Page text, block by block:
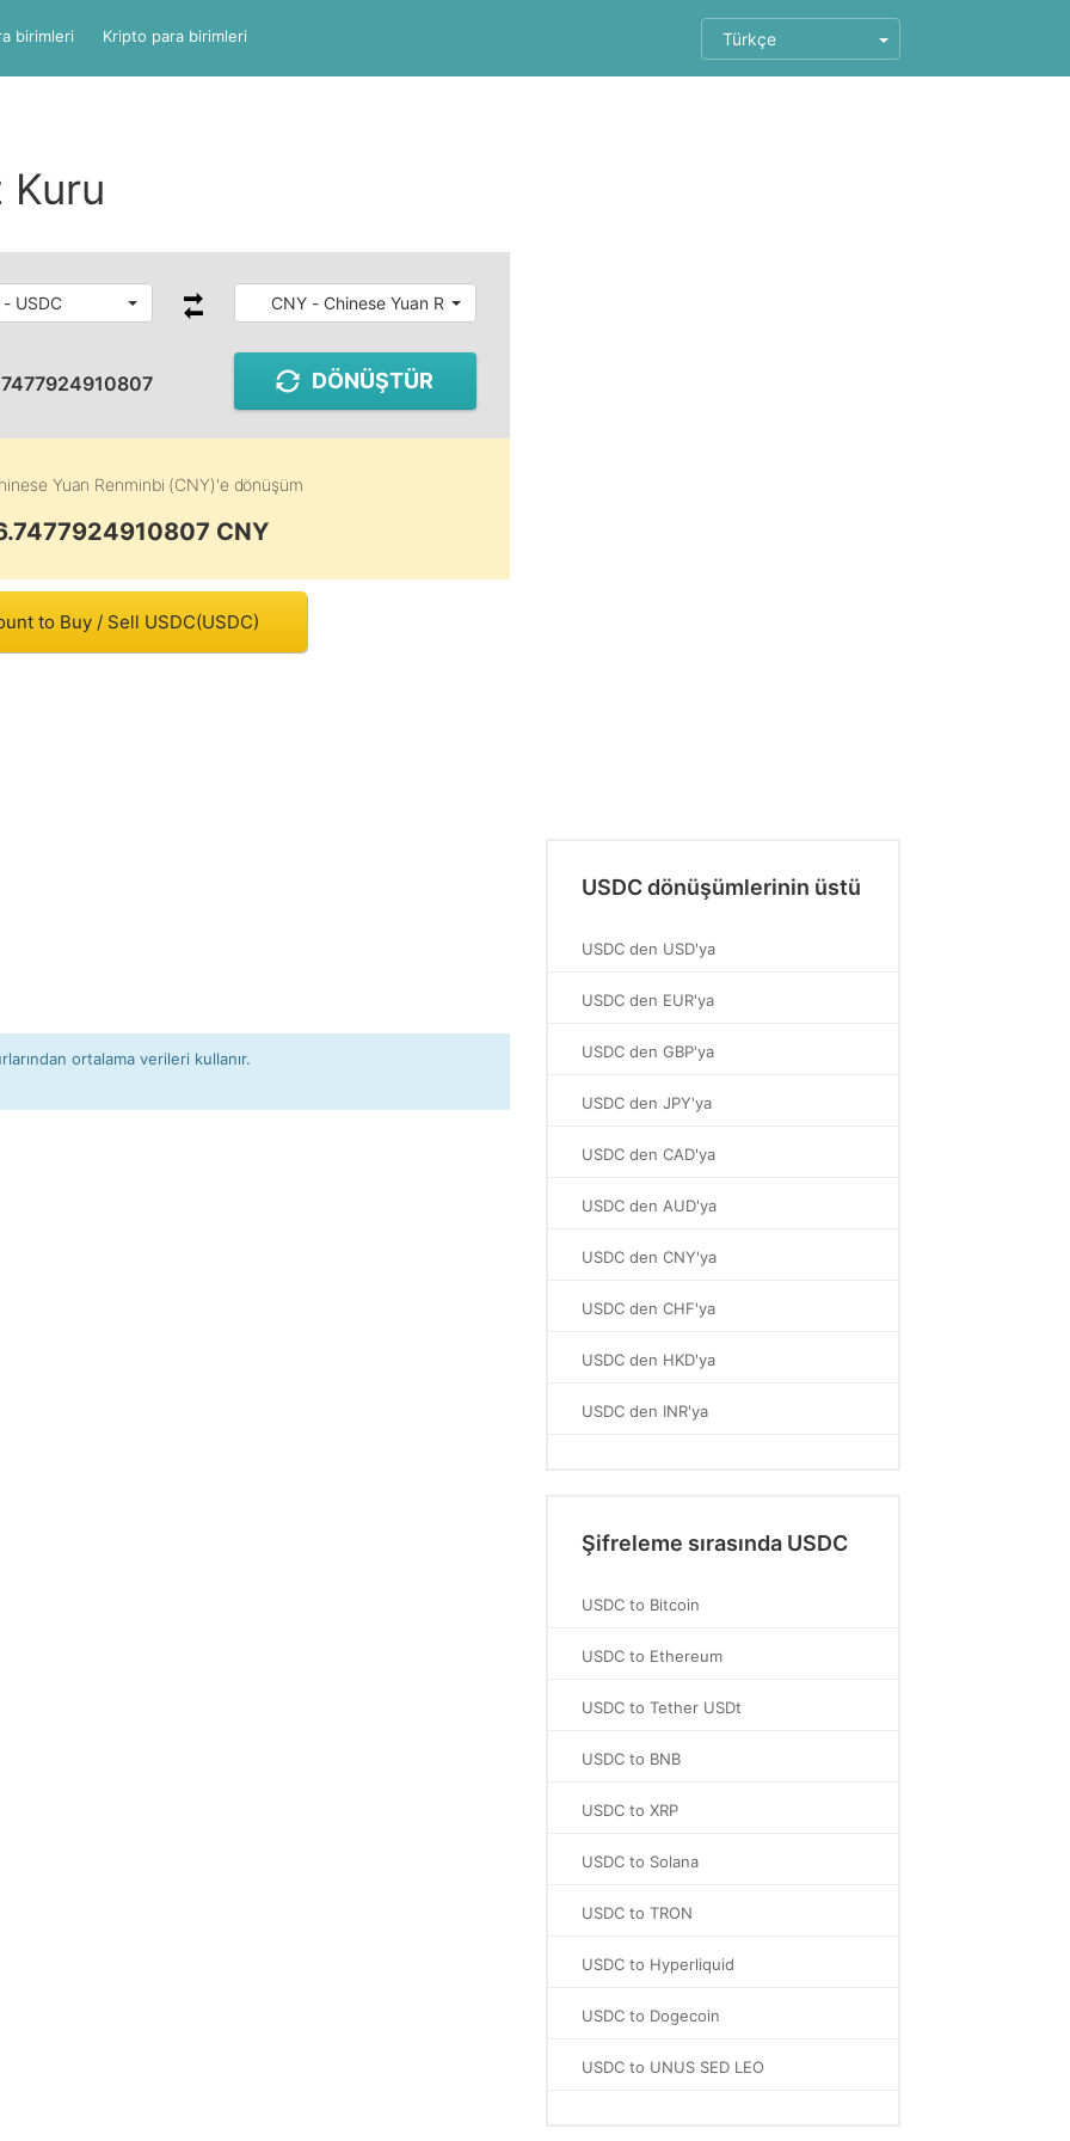
birimleri Kripto para birimleri Türkçe
Kuru
- USDC CNY - Chinese Yuan Renminbi
DÖNÜŞTÜR
Yuan Renminbi (CNY)'e dönüşüm
CNY
to Buy / Sell USDC(USDC)
ortalama verileri kullanır.
USDC dönüşümlerinin üstü
USDC den USD'ya
USDC den EUR'ya
USDC den GBP'ya
USDC den JPY'ya
USDC den CAD'ya
USDC den AUD'ya
USDC den CNY'ya
USDC den CHF'ya
USDC den HKD'ya
USDC den INR'ya
Şifreleme sırasında USDC
USDC to Bitcoin
USDC to Ethereum
USDC to Tether USDt
USDC to BNB
USDC to XRP
USDC to Solana
USDC to TRON
USDC to Hyperliquid
USDC to Dogecoin
USDC to UNUS SED LEO